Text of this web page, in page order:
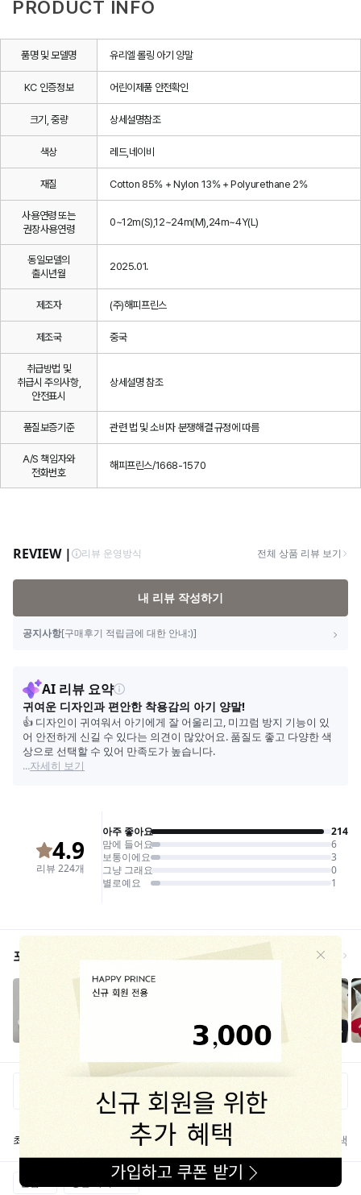
PRODUCT INFO
품명 및 모델명 유리엘 롤링 아기 양말
KC 인증정보 어린이제품 안전확인
크기, 중량 상세설명참조
색상 레드,네이비
재질 Cotton 85% + Nylon 13% + Polyurethane 2%
사용연령 또는
권장사용연령
0~12m(S),12~24m(M),24m~4Y(L)
동일모델의
출시년월
2025.01.
제조자 (주)해피프린스
제조국 중국
취급방법 및
취급시 주의사항,
안전표시
상세설명 참조
품질보증기준 관련 법 및 소비자 분쟁해결 규정에 따름
A/S 책임자와
전화번호
해피프린스/1668-1570